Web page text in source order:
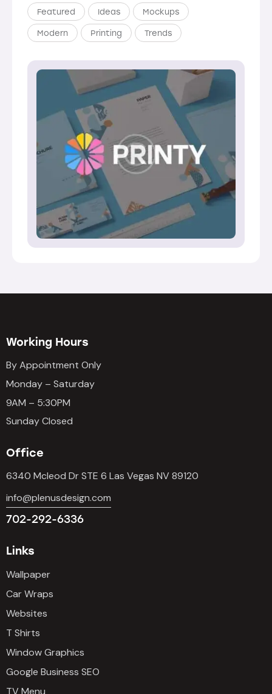
Featured Ideas Mockups
Modern Printing Trends
Working Hours
By Appointment Only
Monday – Saturday
9AM – 5:30PM
Sunday Closed
Office
6340 Mcleod Dr STE 6 Las Vegas NV 89120
info@plenusdesign.com
702-292-6336
Links
Wallpaper
Car Wraps
Websites
T Shirts
Window Graphics
Google Business SEO
TV Menu